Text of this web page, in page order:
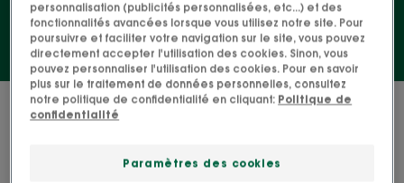
6 résultats pour "Soins pour peaux
Gel
personnalisation (publicités personnalisées, etc...) et des
fonctionnalités avancées lorsque vous utilisez notre site. Pour
poursuivre et faciliter votre navigation sur le site, vous pouvez
directement accepter l'utilisation des cookies. Sinon, vous
pouvez personnaliser l'utilisation des cookies. Pour en savoir
plus sur le traitement de données personnelles, consultez
notre politique de confidentialité en cliquant: Politique de
confidentialité
Paramètres des cookies